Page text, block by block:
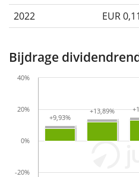
2022
EUR 0,11
Bijdrage
+9,93%
+9,93%
+13,89%
+13,89%
-20%
0%
20%
40%